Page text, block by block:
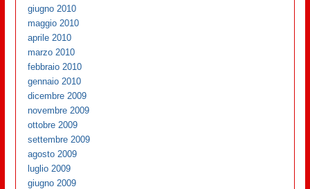
giugno 2010
maggio 2010
aprile 2010
marzo 2010
febbraio 2010
gennaio 2010
dicembre 2009
novembre 2009
ottobre 2009
settembre 2009
agosto 2009
luglio 2009
giugno 2009